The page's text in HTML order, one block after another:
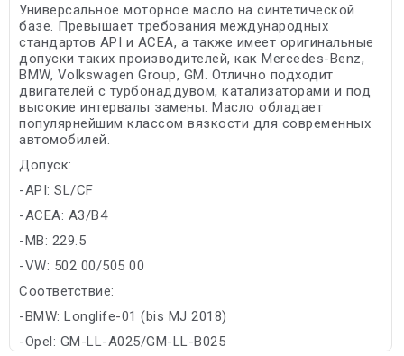
Универсальное моторное масло на синтетической
базе. Превышает требования международных
стандартов API и ACEA, а также имеет оригинальные
допуски таких производителей, как Mercedes-Benz,
BMW, Volkswagen Group, GM. Отлично подходит
двигателей с турбонаддувом, катализаторами и под
высокие интервалы замены. Масло обладает
популярнейшим классом вязкости для современных
автомобилей.
Допуск:
-API: SL/CF
-ACEA: A3/B4
-MB: 229.5
-VW: 502 00/505 00
Соответствие:
-BMW: Longlife-01 (bis MJ 2018)
-Opel: GM-LL-A025/GM-LL-B025